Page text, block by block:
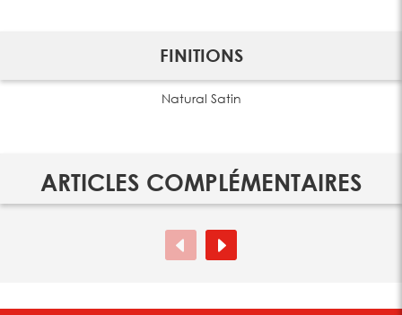
FINITIONS
Natural Satin
ARTICLES COMPLÉMENTAIRES